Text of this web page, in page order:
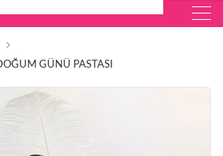
GÜNÜ PASTASI